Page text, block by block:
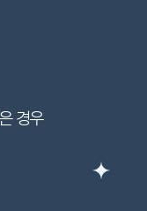
경우